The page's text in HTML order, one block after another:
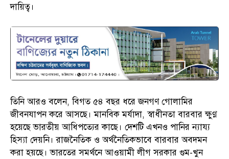
দায়িত্ব।
তিনি আরও বলেন, বিগত ৫৪ বছর ধরে জনগণ গোলামির
জীবনযাপন করে আসছে। মানবিক মর্যাদা, স্বাধীনতা বারবার ক্ষুণ্ণ
হয়েছে ভারতীয় আধিপত্যের কাছে। দেশটি এখনও পানির ন্যায্য
হিস্যা দেয়নি। রাজনৈতিক ও অর্থনৈতিকভাবে বারবার অবদমন
করা হয়ছে। ভারতের সমর্থনে আওয়ামী লীগ সরকার গুম-খুন